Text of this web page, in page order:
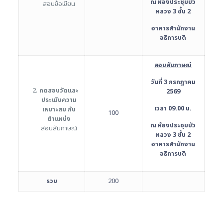
สอบข้อเขียน
ณ ห้องประชุมบัว
หลวง 3 ชั้น 2
อาคารสำนักงาน
อธิการบดี
ทดสอบวัดและ
ประเมินความ
เหมาะสม กับ
ตำแหน่ง
สอบสัมภาษณ์
100
สอบสัมภาษณ์
วันที่ 3 กรกฎาคม
2569
เวลา 09.00 น.
ณ ห้องประชุมบัว
หลวง 3 ชั้น 2
อาคารสำนักงาน
อธิการบดี
รวม 200